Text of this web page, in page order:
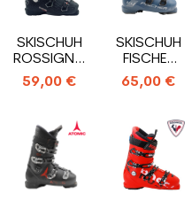
SKISCHUH
ROSSIGNOL
ALLTRACK
PRO 100
59,00 €
SKISCHUH
FISCHER
RC4 90
XTR HV
65,00 €